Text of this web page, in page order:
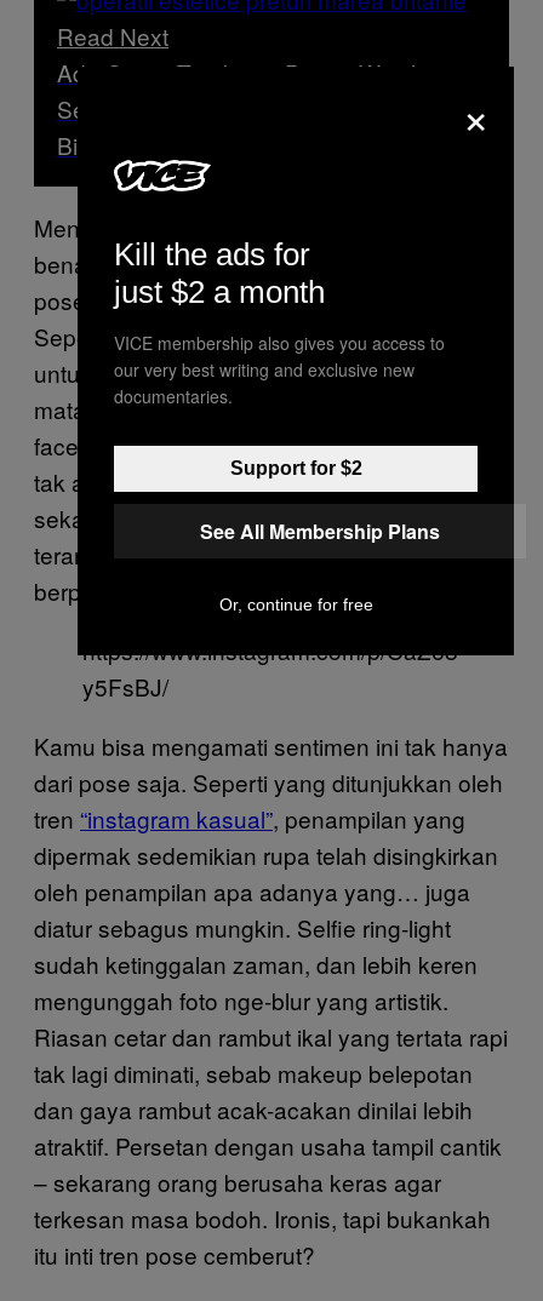
Read Next
Ada Orang Terobsesi Punya Wajah
Seperti Filter Instagram, Inilah Perkiraan
Biayanya
Menariknya, ekspresi cemberut tidak benar-
benar meninggalkan tujuan material dari
pose-pose yang sudah ada sebelumnya.
Seperti duck face, pose ini dimaksudkan
untuk memamerkan bibir seksi dan lirikan
mata yang menggoda. Berbeda dari duck
face, keinginan itu disampaikan secara acuh
tak acuh. Bagi cewek gaul generasi
sekarang, kamu haus perhatian jika secara
terang-terangan berdandanflawlessdan
berpose sekeren mungkin.
https://www.instagram.com/p/CaZ68
y5FsBJ/
Kamu bisa mengamati sentimen ini tak hanya
dari pose saja. Seperti yang ditunjukkan oleh
tren “instagram kasual”, penampilan yang
dipermak sedemikian rupa telah disingkirkan
oleh penampilan apa adanya yang… juga
diatur sebagus mungkin. Selfie ring-light
sudah ketinggalan zaman, dan lebih keren
mengunggah foto nge-blur yang artistik.
Riasan cetar dan rambut ikal yang tertata rapi
tak lagi diminati, sebab makeup belepotan
dan gaya rambut acak-acakan dinilai lebih
atraktif. Persetan dengan usaha tampil cantik
– sekarang orang berusaha keras agar
terkesan masa bodoh. Ironis, tapi bukankah
itu inti tren pose cemberut?
×
Kill the ads for
just $2 a month
VICE membership also gives you access to
our very best writing and exclusive new
documentaries.
Support for $2
See All Membership Plans
Or, continue for free